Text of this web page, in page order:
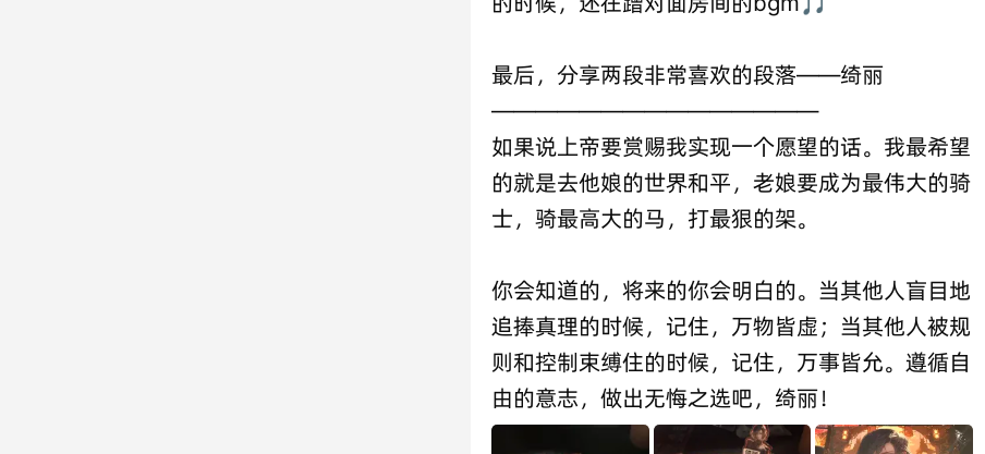
最后，分享两段非常喜欢的段落——绮丽
———————————————
如果说上帝要赏赐我实现一个愿望的话。我最希望
的就是去他娘的世界和平，老娘要成为最伟大的骑
士，骑最高大的马，打最狠的架。
你会知道的，将来的你会明白的。当其他人盲目地
追捧真理的时候，记住，万物皆虚；当其他人被规
则和控制束缚住的时候，记住，万事皆允。遵循自